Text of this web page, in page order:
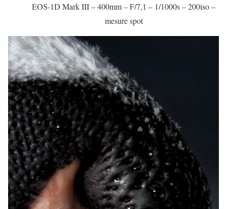
EOS-1D Mark III – 400mm – F/7,1 – 1/1000s – 200iso –
mesure spot